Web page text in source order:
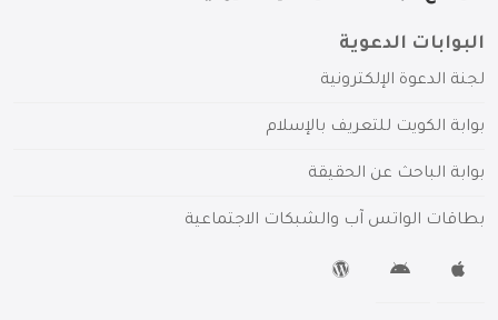
البوابات الدعوية
لجنة الدعوة الإلكترونية
بوابة الكويت للتعريف بالإسلام
بوابة الباحث عن الحقيقة
بطاقات الواتس آب والشبكات الاجتماعية